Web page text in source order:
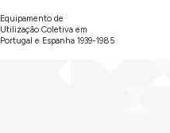
Equipamento de
Utilização Coletiva em
Portugal e Espanha 1939-1985